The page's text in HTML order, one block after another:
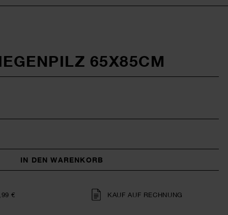
65X85CM
IN DEN WARENKORB
€ KAUF AUF RECHNUNG